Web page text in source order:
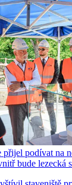
přijel podívat na
bude lezecká